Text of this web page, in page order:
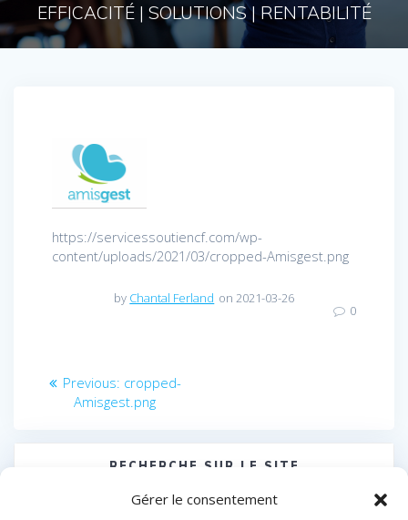
Gérer le consentement
EFFICACITÉ | SOLUTIONS | RENTABILITÉ
https://servicessoutiencf.com/wp-
content/uploads/2021/03/cropped-Amisgest.png
by Chantal Ferland on 2021-03-26
0
Navigation
Previous: Previous
post:
cropped-
Amisgest.png
RECHERCHE SUR LE SITE
Search